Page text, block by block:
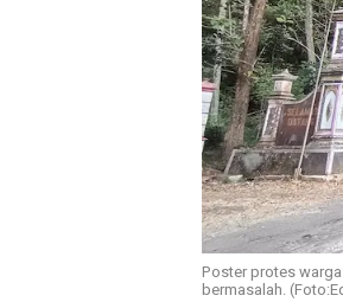
Poster protes
bermasalah.